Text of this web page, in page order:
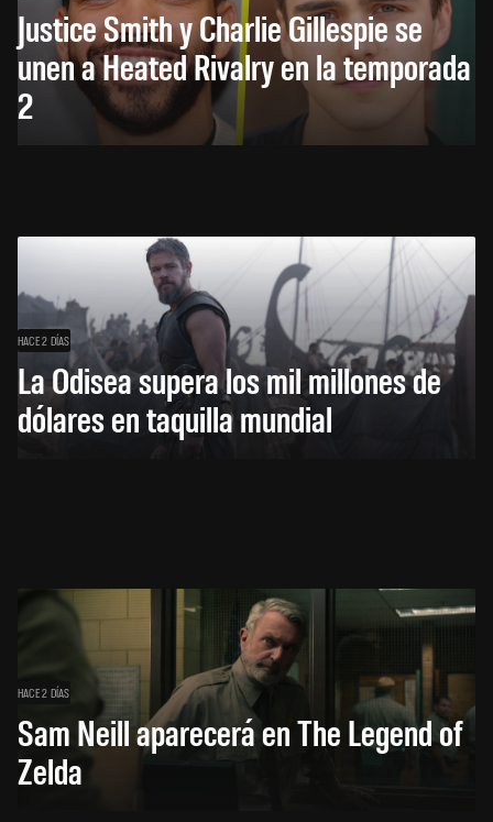
Justice Smith y Charlie Gillespie se
unen a Heated Rivalry en la temporada
2
HACE 2 DÍAS
La Odisea supera los mil millones de
dólares en taquilla mundial
HACE 2 DÍAS
Sam Neill aparecerá en The Legend of
Zelda